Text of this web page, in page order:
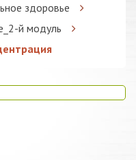
здоровье
й модуль